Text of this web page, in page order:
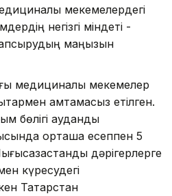
мекемелердегі
негізгі міндеті -
маңызын
медициналық мекемелер
қамтамасыз етілген.
бөлігі аудандық
орташа есеппен 5
дәрігерлерге
күресудегі
Татарстан